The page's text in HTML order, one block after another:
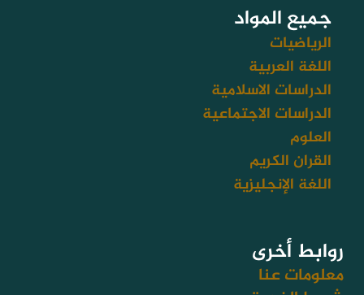
l
o
p
e
جميع المواد
الرياضيات
اللغة العربية
الدراسات الاسلامية
الدراسات الاجتماعية
العلوم
القران الكريم
اللغة الإنجليزية
روابط أخرى
معلومات عنا